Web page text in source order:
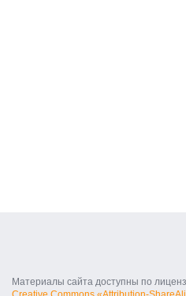
Материалы сайта доступны по